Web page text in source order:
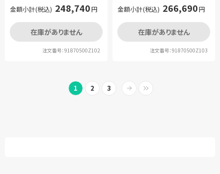
金額小計(税込) 248,740円
在庫がありません
注文番号：91870500Z102
金額小計(税込) 266,690円
在庫がありません
注文番号：91870500Z103
1 2 3